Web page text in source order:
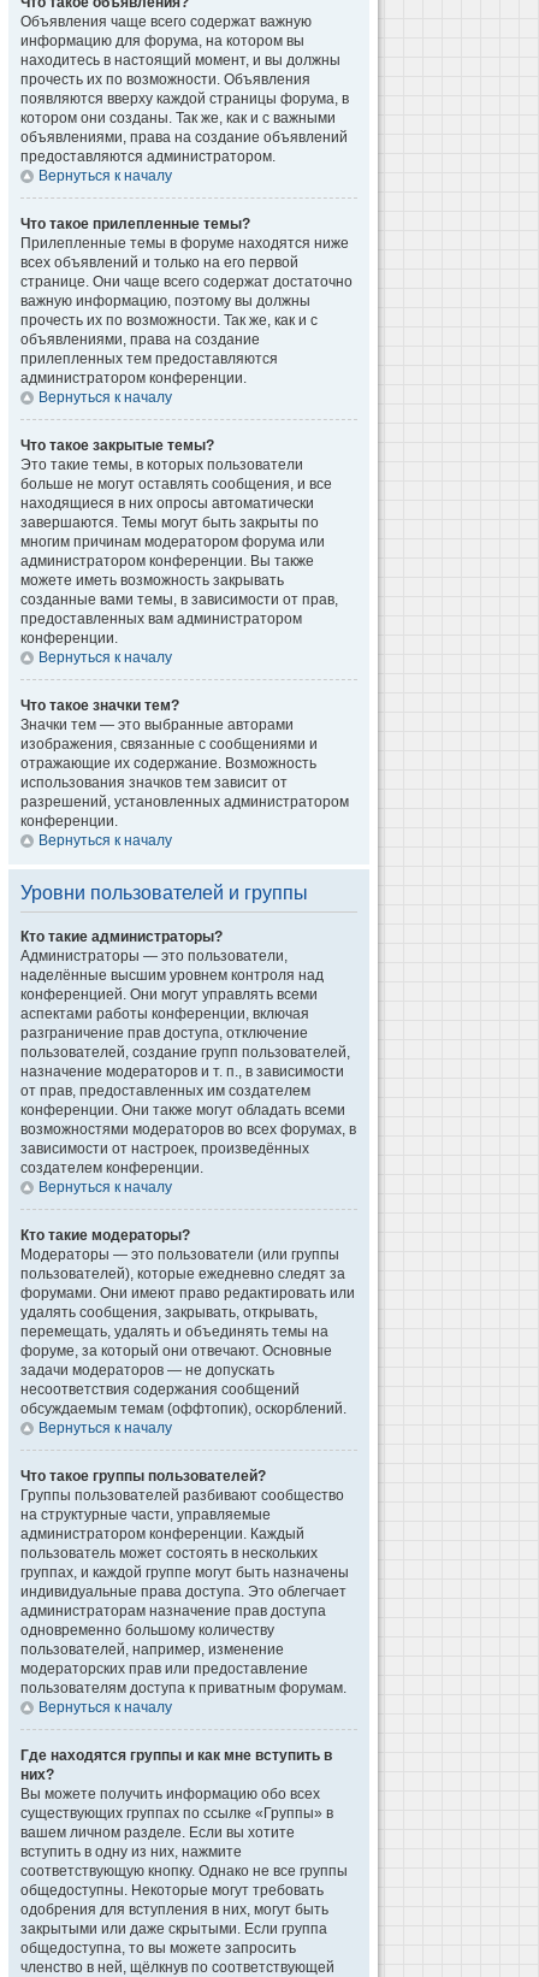
Объявления чаще всего содержат важную
информацию для форума, на котором вы
находитесь в настоящий момент, и вы должны
прочесть их по возможности. Объявления
появляются вверху каждой страницы форума, в
котором они созданы. Так же, как и с важными
объявлениями, права на создание объявлений
предоставляются администратором.
Вернуться к началу
Что такое прилепленные темы?
Прилепленные темы в форуме находятся ниже
всех объявлений и только на его первой
странице. Они чаще всего содержат достаточно
важную информацию, поэтому вы должны
прочесть их по возможности. Так же, как и с
объявлениями, права на создание
прилепленных тем предоставляются
администратором конференции.
Вернуться к началу
Что такое закрытые темы?
Это такие темы, в которых пользователи
больше не могут оставлять сообщения, и все
находящиеся в них опросы автоматически
завершаются. Темы могут быть закрыты по
многим причинам модератором форума или
администратором конференции. Вы также
можете иметь возможность закрывать
созданные вами темы, в зависимости от прав,
предоставленных вам администратором
конференции.
Вернуться к началу
Что такое значки тем?
Значки тем — это выбранные авторами
изображения, связанные с сообщениями и
отражающие их содержание. Возможность
использования значков тем зависит от
разрешений, установленных администратором
конференции.
Вернуться к началу
Уровни пользователей и группы
Кто такие администраторы?
Администраторы — это пользователи,
наделённые высшим уровнем контроля над
конференцией. Они могут управлять всеми
аспектами работы конференции, включая
разграничение прав доступа, отключение
пользователей, создание групп пользователей,
назначение модераторов и т. п., в зависимости
от прав, предоставленных им создателем
конференции. Они также могут обладать всеми
возможностями модераторов во всех форумах, в
зависимости от настроек, произведённых
создателем конференции.
Вернуться к началу
Кто такие модераторы?
Модераторы — это пользователи (или группы
пользователей), которые ежедневно следят за
форумами. Они имеют право редактировать или
удалять сообщения, закрывать, открывать,
перемещать, удалять и объединять темы на
форуме, за который они отвечают. Основные
задачи модераторов — не допускать
несоответствия содержания сообщений
обсуждаемым темам (оффтопик), оскорблений.
Вернуться к началу
Что такое группы пользователей?
Группы пользователей разбивают сообщество
на структурные части, управляемые
администратором конференции. Каждый
пользователь может состоять в нескольких
группах, и каждой группе могут быть назначены
индивидуальные права доступа. Это облегчает
администраторам назначение прав доступа
одновременно большому количеству
пользователей, например, изменение
модераторских прав или предоставление
пользователям доступа к приватным форумам.
Вернуться к началу
Где находятся группы и как мне вступить в
них?
Вы можете получить информацию обо всех
существующих группах по ссылке «Группы» в
вашем личном разделе. Если вы хотите
вступить в одну из них, нажмите
соответствующую кнопку. Однако не все группы
общедоступны. Некоторые могут требовать
одобрения для вступления в них, могут быть
закрытыми или даже скрытыми. Если группа
общедоступна, то вы можете запросить
членство в ней, щёлкнув по соответствующей